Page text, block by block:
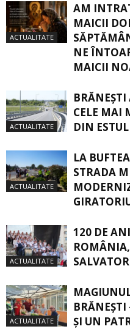
ACTUALITATE
AM
MAICII
NE
MAICII
ACTUALITATE
CELE MAI
DIN
ACTUALITATE
LA
STRADA
ACTUALITATE
120 DE
ACTUALITATE
BRĂNEŞTI
ŞI UN